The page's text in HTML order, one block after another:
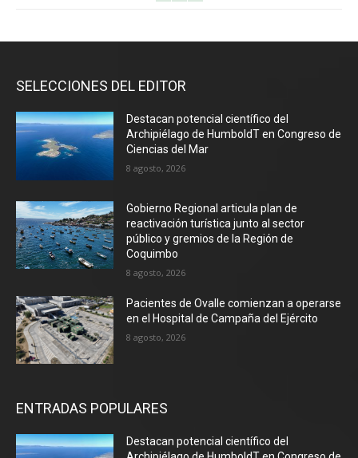
SELECCIONES DEL EDITOR
Destacan potencial científico del
Archipiélago de HumboldT en Congreso de
Ciencias del Mar
8 agosto, 2026
Gobierno Regional articula plan de
reactivación turística junto al sector
público y gremios de la Región de
Coquimbo
8 agosto, 2026
Pacientes de Ovalle comienzan a operarse
en el Hospital de Campaña del Ejército
8 agosto, 2026
ENTRADAS POPULARES
Destacan potencial científico del